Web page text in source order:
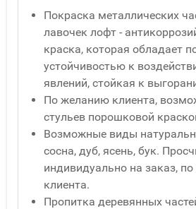
Покраска металлических
лавочек лофт -
краска, которая обладает
устойчивостью к
явлений, стойкая к
По желанию клиента,
стульев порошковой
Возможные виды
сосна, дуб, ясень, бук.
индивидуально на заказ,
клиента.
Пропитка деревянных